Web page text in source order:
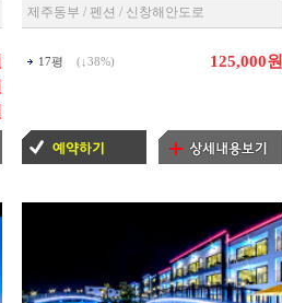
제주동부 / 펜션 / 신창해안도로
17평 (↓ 38%) 125,000원